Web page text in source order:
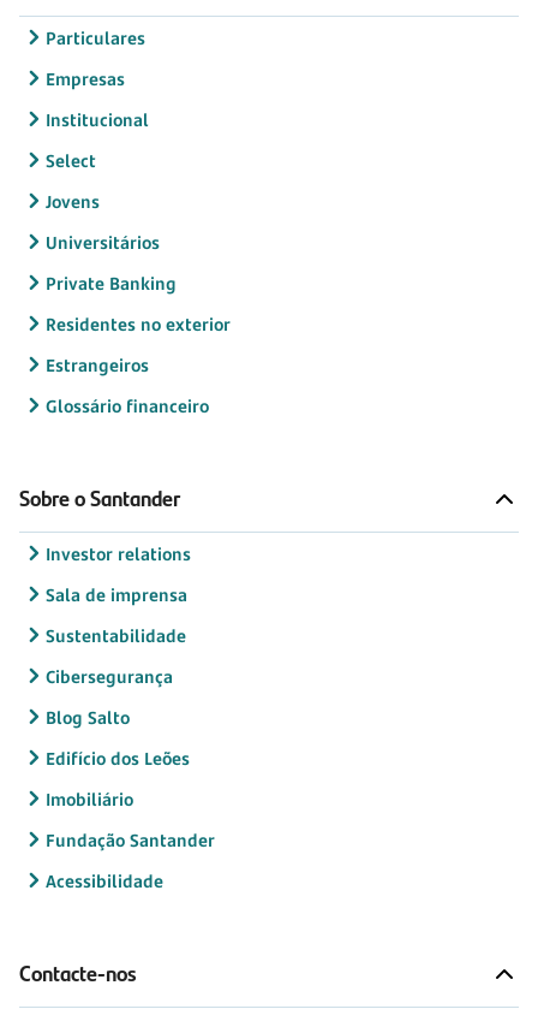
Particulares
Empresas
Institucional
Select
Jovens
Universitários
Private Banking
Residentes no exterior
Estrangeiros
Glossário financeiro
Sobre o Santander
Investor relations
Sala de imprensa
Sustentabilidade
Cibersegurança
Blog Salto
Edifício dos Leões
Imobiliário
Fundação Santander
Acessibilidade
Contacte-nos